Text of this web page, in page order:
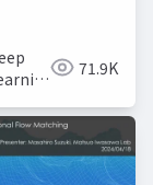
71.9K